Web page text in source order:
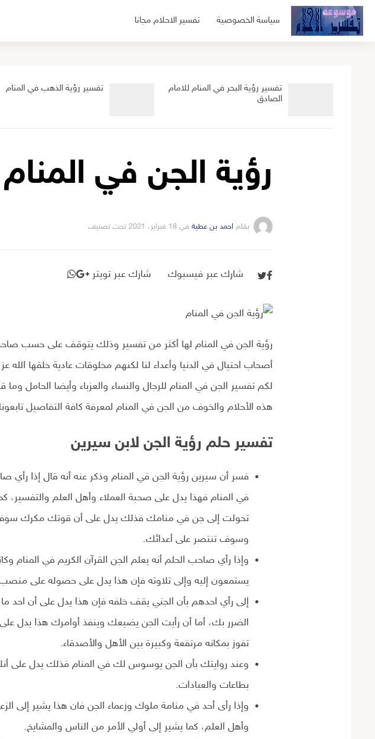
التجاوز
سياسة الخصوصية تفسير الاحلام مجانا
تفسير رؤية البحر في المنام للامام
الصادق
تفسير رؤية الذهب في المنام
رؤية الجن في المنام
بقلم احمد بن عطية في 18 فبراير، 2021 تحت تصنيف
شارك عبر فيسبوك شارك عبر تويتر
رؤية الجن في المنام لها أكثر من تفسير وذلك يتوقف على حسب
أصحاب احتيال في الدنيا وأعداء لنا لكنهم مخلوقات عادية خلقها
لكم تفسير الجن في المنام للرجال والنساء والعزباء وأيضا الحامل
هذه الأحلام والخوف من الجن في المنام لمعرفة كافة التفاصيل
تفسير حلم رؤية الجن لابن سيرين
فسر أن سيرين رؤية الجن في المنام وذكر عنه أنه قال إذا رأي
في المنام فهذا يدل على صحبة العملاء وأهل العلم والتفسير،
تحولت إلى جن في منامك فذلك يدل على أن قوتك مكرك سوف
وسوف تنتصر على أعدائك.
وإذا رأي صاحب الحلم أنه يعلم الجن القرآن الكريم في المنام
يستمعون إليه وإلى تلاوته فإن هذا يدل على حصوله على
إلى رأي احدهم بأن الجني يقف خلفه فإن هذا يدل على أن احد
الضرر بك، أما أن رأيت الجن يضيعك وينفذ أوامرك هذا يدل
تفوز بمكانه مرتفعة وكبيرة بين الأهل والأصدقاء.
وعند روايتك بأن الجن يوسوس لك في المنام فذلك يدل على
بطاعات والعبادات.
وإذا رأى أحد في منامة ملوك وزعماء الجن فان هذا يشير إلى
وأهل العلم، كما يشير إلى أولي الأمر من الناس والمشايخ.